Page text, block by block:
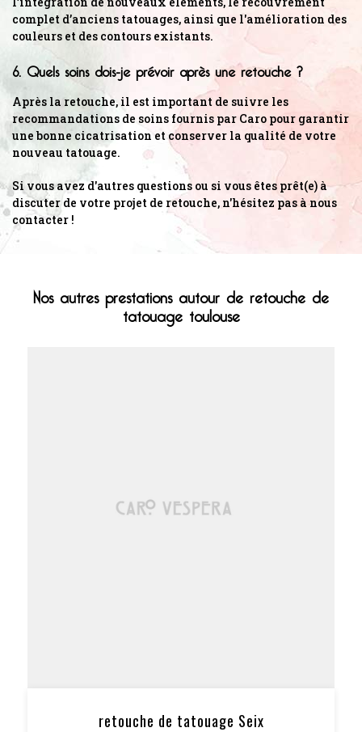
complet d’anciens tatouages, ainsi que l'amélioration des
couleurs et des contours existants.
6. Quels soins dois-je prévoir après une retouche ?
Après la retouche, il est important de suivre les
recommandations de soins fournis par Caro pour garantir
une bonne cicatrisation et conserver la qualité de votre
nouveau tatouage.
Si vous avez d'autres questions ou si vous êtes prêt(e) à
discuter de votre projet de retouche, n'hésitez pas à nous
contacter !
Nos autres prestations autour de retouche de
tatouage toulouse
retouche de tatouage Seix